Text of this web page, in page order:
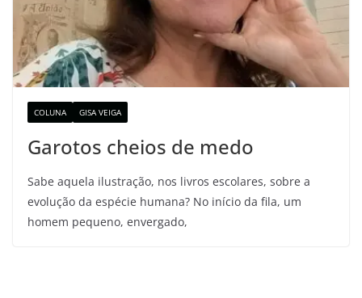
COLUNA GISA VEIGA
Garotos cheios de medo
Sabe aquela ilustração, nos livros escolares, sobre a
evolução da espécie humana? No início da fila, um
homem pequeno, envergado,